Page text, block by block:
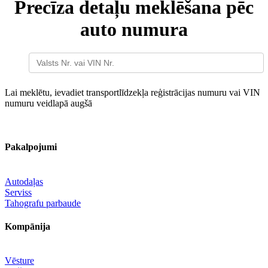
Precīza detaļu meklēšana pēc
auto numura
Lai meklētu, ievadiet transportlīdzekļa reģistrācijas numuru vai VIN
numuru veidlapā augšā
Pakalpojumi
Autodaļas
Serviss
Tahografu parbaude
Kompānija
Vēsture